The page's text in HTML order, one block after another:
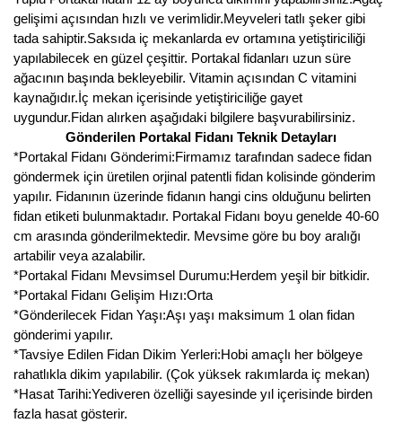
gelişimi açısından hızlı ve verimlidir.Meyveleri tatlı şeker gibi
tada sahiptir.Saksıda iç mekanlarda ev ortamına yetiştiriciliği
yapılabilecek en güzel çeşittir. Portakal fidanları uzun süre
ağacının başında bekleyebilir. Vitamin açısından C vitamini
kaynağıdır.İç mekan içerisinde yetiştiriciliğe gayet
uygundur.Fidan alırken aşağıdaki bilgilere başvurabilirsiniz.
Gönderilen Portakal Fidanı Teknik Detayları
*Portakal Fidanı Gönderimi:Firmamız tarafından sadece fidan
göndermek için üretilen orjinal patentli fidan kolisinde gönderim
yapılır. Fidanının üzerinde fidanın hangi cins olduğunu belirten
fidan etiketi bulunmaktadır. Portakal Fidanı boyu genelde 40-60
cm arasında gönderilmektedir. Mevsime göre bu boy aralığı
artabilir veya azalabilir.
*Portakal Fidanı Mevsimsel Durumu:Herdem yeşil bir bitkidir.
*Portakal Fidanı Gelişim Hızı:Orta
*Gönderilecek Fidan Yaşı:Aşı yaşı maksimum 1 olan fidan
gönderimi yapılır.
*Tavsiye Edilen Fidan Dikim Yerleri:Hobi amaçlı her bölgeye
rahatlıkla dikim yapılabilir. (Çok yüksek rakımlarda iç mekan)
*Hasat Tarihi:Yediveren özelliği sayesinde yıl içerisinde birden
fazla hasat gösterir.
Kocayemiş Fidanı
Kuşburnu Fidanı
Liçi Fidanı
Longan Fidanı
Malta Eriği Fidanı
Mango Fidanı
Melez Meyveler
Murt Fidanı
Muşmula Fidanı
Muz Fidanı
Nadir Çeşit Meyveler